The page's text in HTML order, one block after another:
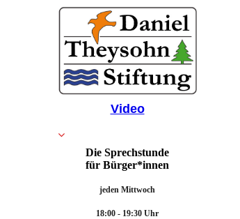
Video
Die Sprechstunde
für Bürger*innen
jeden Mittwoch
18:00 - 19:30 Uhr